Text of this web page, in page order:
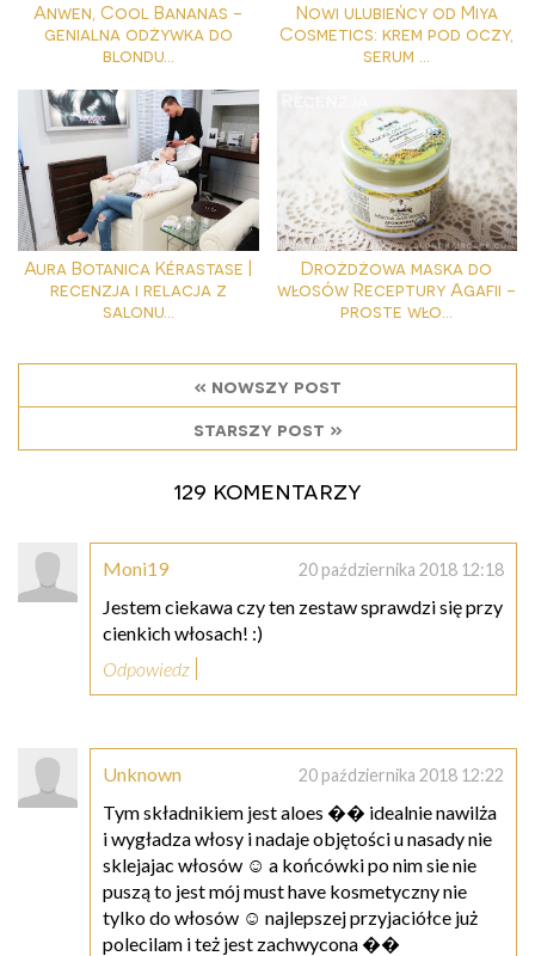
Anwen, Cool Bananas -
genialna odżywka do
blondu...
Nowi ulubieńcy od Miya
Cosmetics: krem pod oczy,
serum ...
Aura Botanica Kérastase |
recenzja i relacja z
salonu...
Drożdżowa maska do
włosów Receptury Agafii -
proste wło...
« nowszy post
starszy post »
129 komentarzy
Moni19 20 października 2018 12:18
Jestem ciekawa czy ten zestaw sprawdzi się przy
cienkich włosach! :)
Odpowiedz
Unknown 20 października 2018 12:22
Tym składnikiem jest aloes �� idealnie nawilża
i wygładza włosy i nadaje objętości u nasady nie
sklejajac włosów ☺ a końcówki po nim sie nie
puszą to jest mój must have kosmetyczny nie
tylko do włosów ☺ najlepszej przyjaciółce już
polecilam i też jest zachwycona ��